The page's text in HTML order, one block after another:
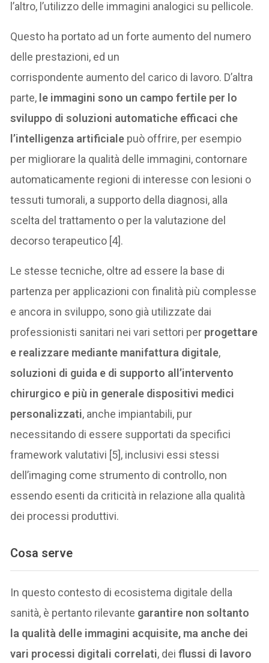
l’altro, l’utilizzo delle immagini analogici su pellicole.
Questo ha portato ad un forte aumento del numero
delle prestazioni, ed un
corrispondente aumento del carico di lavoro. D’altra
parte, le immagini sono un campo fertile per lo
sviluppo di soluzioni automatiche efficaci che
l’intelligenza artificiale può offrire, per esempio
per migliorare la qualità delle immagini, contornare
automaticamente regioni di interesse con lesioni o
tessuti tumorali, a supporto della diagnosi, alla
scelta del trattamento o per la valutazione del
decorso terapeutico [4].
Le stesse tecniche, oltre ad essere la base di
partenza per applicazioni con finalità più complesse
e ancora in sviluppo, sono già utilizzate dai
professionisti sanitari nei vari settori per progettare
e realizzare mediante manifattura digitale,
soluzioni di guida e di supporto all’intervento
chirurgico e più in generale dispositivi medici
personalizzati, anche impiantabili, pur
necessitando di essere supportati da specifici
framework valutativi [5], inclusivi essi stessi
dell’imaging come strumento di controllo, non
essendo esenti da criticità in relazione alla qualità
dei processi produttivi.
Cosa serve
In questo contesto di ecosistema digitale della
sanità, è pertanto rilevante garantire non soltanto
la qualità delle immagini acquisite, ma anche dei
vari processi digitali correlati, deiflussi di lavoro